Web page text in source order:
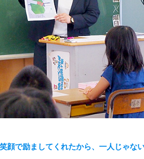
顔で励ましてくれたから、一人じゃな